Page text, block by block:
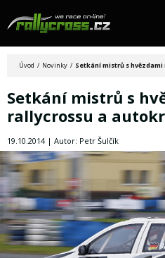
Úvod / Novinky / Setkání mistrů s
Setkání mistrů s
rallycrossu a
19.10.2014 | Autor: Petr Šulčík